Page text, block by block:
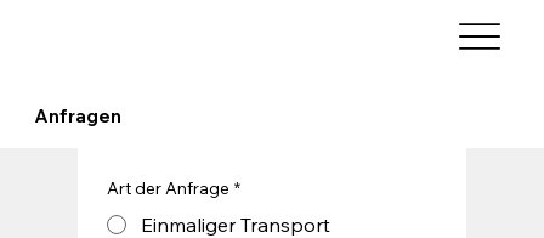
Anfragen
Art der Anfrage *
Einmaliger Transport